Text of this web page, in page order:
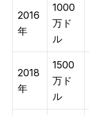
2016
年
1000
万ド
ル
2018
年
1500
万ド
ル